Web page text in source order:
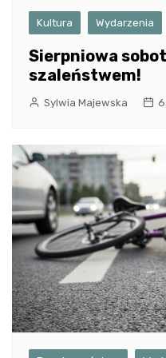
Kultura Wydarzenia
Sierpniowa
szaleństwem!
Sylwia Majewska